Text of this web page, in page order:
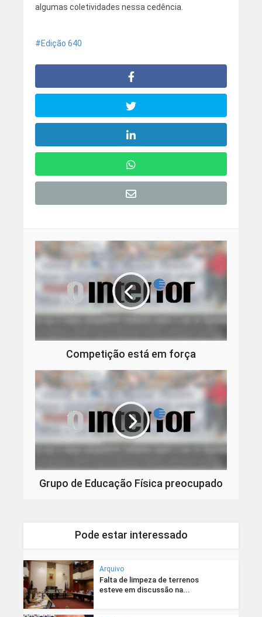
algumas coletividades nessa cedência.
Edição 640
Competição está em força
Grupo de Educação Física preocupado
Pode estar interessado
Arquivo
Falta de limpeza de terrenos
esteve em discussão na...